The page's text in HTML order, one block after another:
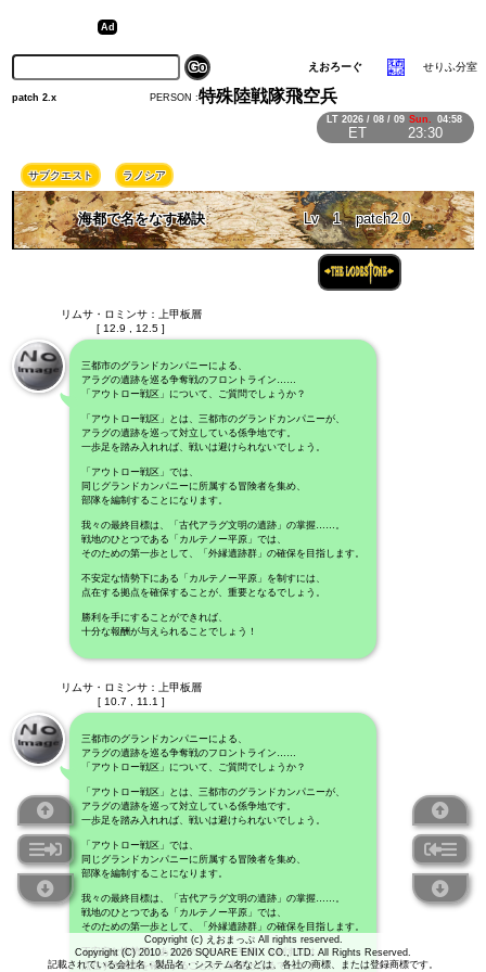
Copyright (c) えおまっぷ All rights reserved.
Copyright (C) 2010 - 2026 SQUARE ENIX CO., LTD. All Rights Reserved.
記載されている会社名・製品名・システム名などは、各社の商標、または登録商標です。
LT 2026 / 08 / 09 Sun. 04:58
ET 23:30
えおろーぐ せりふ分室
PERSON :特殊陸戦隊飛空兵
patch 2.x
サブクエスト ラノシア
海都で名をなす秘訣 Lv 1 patch2.0
リムサ・ロミンサ：上甲板層
[ 12.9 , 12.5 ]
三都市のグランドカンパニーによる、
アラグの遺跡を巡る争奪戦のフロントライン……
「アウトロー戦区」について、ご質問でしょうか？
「アウトロー戦区」とは、三都市のグランドカンパニーが、
アラグの遺跡を巡って対立している係争地です。
一歩足を踏み入れれば、戦いは避けられないでしょう。
「アウトロー戦区」では、
同じグランドカンパニーに所属する冒険者を集め、
部隊を編制することになります。
我々の最終目標は、「古代アラグ文明の遺跡」の掌握……。
戦地のひとつである「カルテノー平原」では、
そのための第一歩として、「外縁遺跡群」の確保を目指します。
不安定な情勢下にある「カルテノー平原」を制すには、
点在する拠点を確保することが、重要となるでしょう。
勝利を手にすることができれば、
十分な報酬が与えられることでしょう！
リムサ・ロミンサ：上甲板層
[ 10.7 , 11.1 ]
三都市のグランドカンパニーによる、
アラグの遺跡を巡る争奪戦のフロントライン……
「アウトロー戦区」について、ご質問でしょうか？
「アウトロー戦区」とは、三都市のグランドカンパニーが、
アラグの遺跡を巡って対立している係争地です。
一歩足を踏み入れれば、戦いは避けられないでしょう。
「アウトロー戦区」では、
同じグランドカンパニーに所属する冒険者を集め、
部隊を編制することになります。
我々の最終目標は、「古代アラグ文明の遺跡」の掌握……。
戦地のひとつである「カルテノー平原」では、
そのための第一歩として、「外縁遺跡群」の確保を目指します。
不安定な情勢下にある「カルテノー平原」を制すには、
点在する拠点を確保することが、重要となるでしょう。